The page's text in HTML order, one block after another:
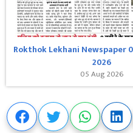
Rokthok Lekhani Newspaper
2026
05 Aug 2026